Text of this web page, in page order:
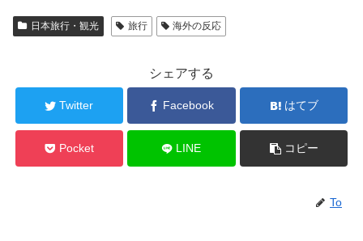
日本旅行・観光 旅行 海外の反応
シェアする
Twitter Facebook はてブ
Pocket LINE コピー
To